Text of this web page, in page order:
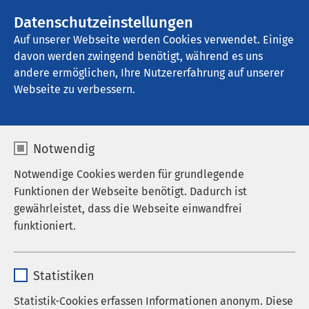
Datenschutzeinstellungen
Auf unserer Webseite werden Cookies verwendet. Einige
davon werden zwingend benötigt, während es uns
andere ermöglichen, Ihre Nutzererfahrung auf unserer
Webseite zu verbessern.
Notwendig
Notwendige Cookies werden für grundlegende
Funktionen der Webseite benötigt. Dadurch ist
gewährleistet, dass die Webseite einwandfrei
funktioniert.
Anbieter sgalinski
Statistiken
Statistik-Cookies erfassen Informationen anonym. Diese
AMEOS Klinikum St. Elisabeth Neuburg
Stillen